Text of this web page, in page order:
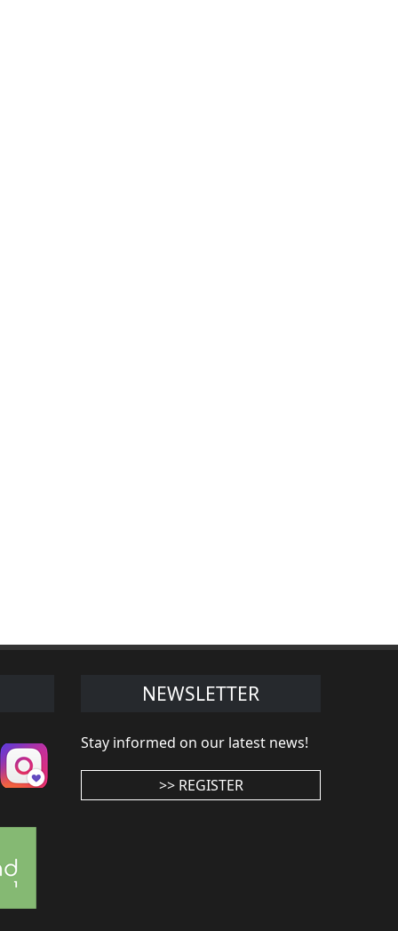
NEWSLETTER
Stay informed on our latest news!
>> REGISTER